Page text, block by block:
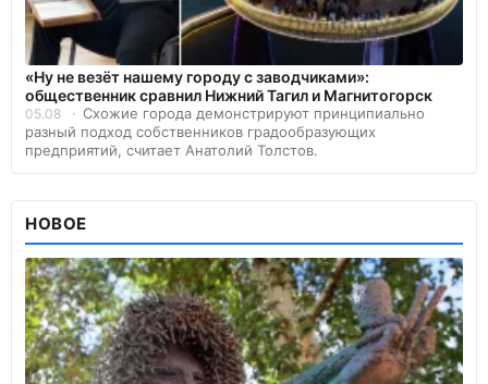
«Ну не везёт нашему городу с заводчиками»:
общественник сравнил Нижний Тагил и Магнитогорск
05.08
Схожие города демонстрируют принципиально
разный подход собственников градообразующих
предприятий, считает Анатолий Толстов.
НОВОЕ